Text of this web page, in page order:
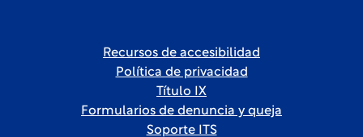
Recursos de accesibilidad
Política de privacidad
Título IX
Formularios de denuncia y queja
Soporte ITS